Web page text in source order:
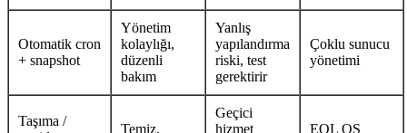
Otomatik cron
+ snapshot
Yönetim
kolaylığı,
düzenli
bakım
Yanlış
yapılandırma
riski, test
gerektirir
Çoklu sunucu
yönetimi
Taşıma /
Temiz,
Geçici
hizmet
EOL OS